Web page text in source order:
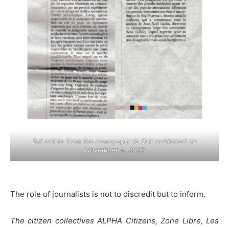
full article from the newspaper le Soir published on
November 4, 2022
The role of journalists is not to discredit but to inform.
The citizen collectives ALPHA Citizens, Zone Libre, Les